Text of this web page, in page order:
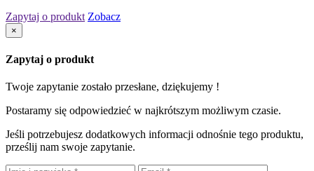
Zapytaj o produkt Zobacz
×
Zapytaj o produkt
Twoje zapytanie zostało przesłane, dziękujemy !
Postaramy się odpowiedzieć w najkrótszym możliwym czasie.
Jeśli potrzebujesz dodatkowych informacji odnośnie tego produktu,
prześlij nam swoje zapytanie.